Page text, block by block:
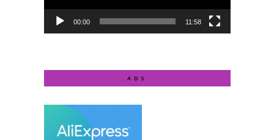
00:00 11:58
ADS